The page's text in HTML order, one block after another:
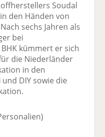
Soudal
den Händen von
sechs Jahren als
bei
kümmert er sich
die Niederländer
in den
DIY sowie die